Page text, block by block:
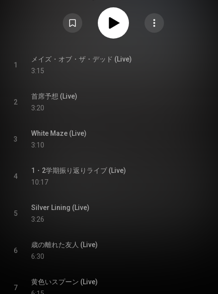
1
メイズ・オブ・ザ・デッド (Live)
3:15
2
首席予想 (Live)
3:20
3
White Maze (Live)
3:10
4
1・2学期振り返りライブ (Live)
10:17
5
Silver Lining (Live)
3:26
6
歳の離れた友人 (Live)
6:30
7
黄色いスプーン (Live)